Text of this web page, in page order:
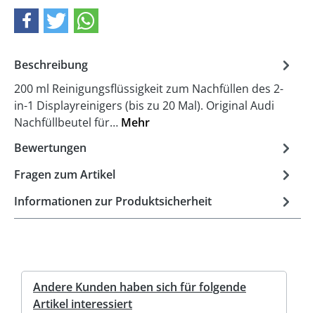
Beschreibung
200 ml Reinigungsflüssigkeit zum Nachfüllen des 2-
in-1 Displayreinigers (bis zu 20 Mal). Original Audi
Nachfüllbeutel für… Mehr
Bewertungen
Fragen zum Artikel
Informationen zur Produktsicherheit
Andere Kunden haben sich für folgende
Artikel interessiert